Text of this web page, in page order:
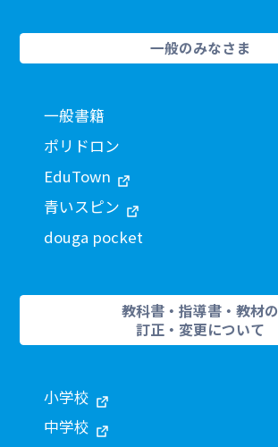
一般のみなさま
一般書籍
ポリドロン
EduTown
青いスピン
douga pocket
教科書・指導書・教材の
訂正・変更について
小学校
中学校